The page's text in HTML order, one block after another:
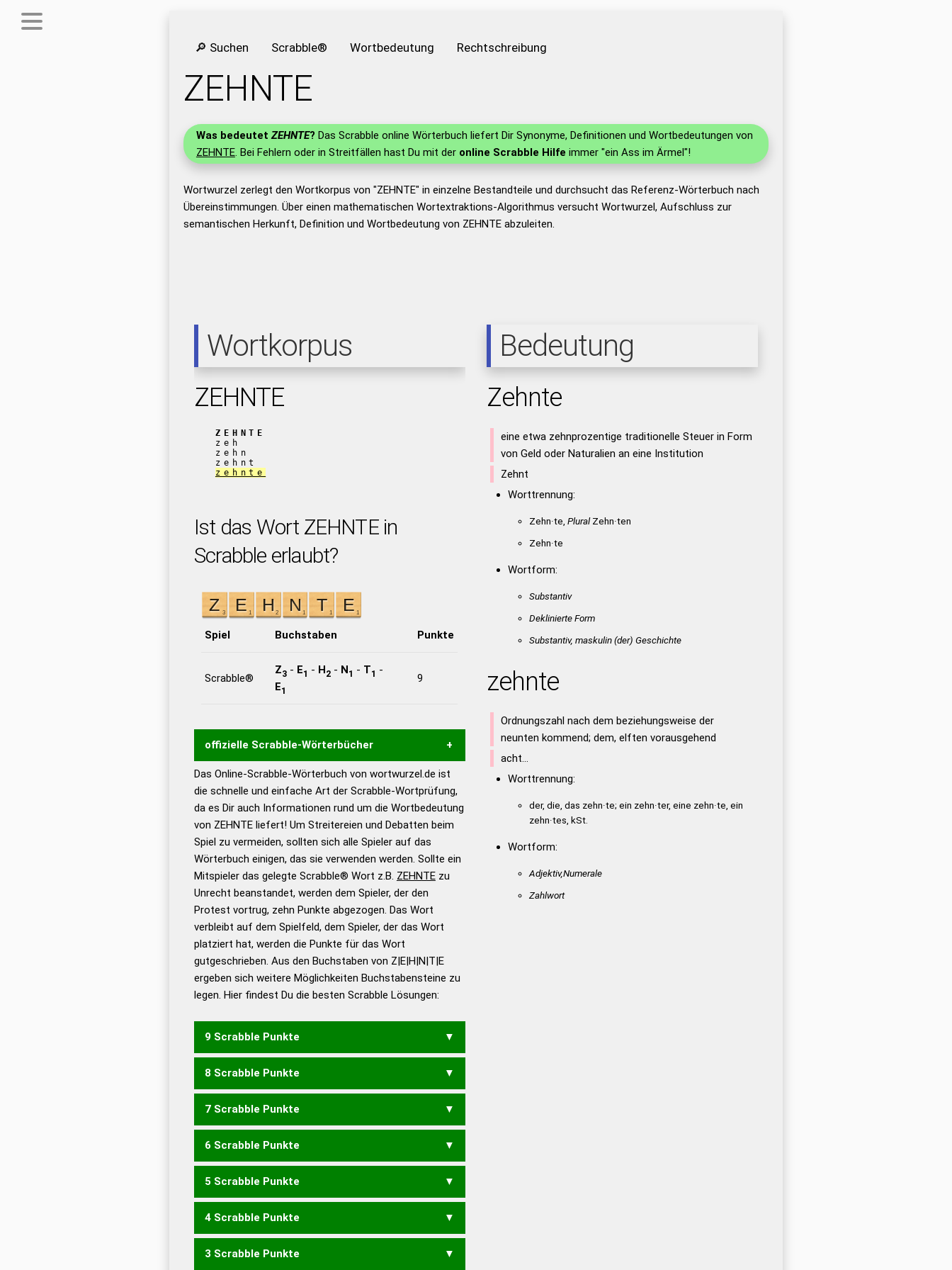
🔎 Suchen Scrabble® Wortbedeutung Rechtschreibung
ZEHNTE
Was bedeutetZEHNTE? Das Scrabble online Wörterbuch liefert Dir Synonyme, Definitionen und Wortbedeutungen von
ZEHNTE. Bei Fehlern oder in Streitfällen hast Du mit der online Scrabble Hilfe immer "ein Ass im Ärmel"!
Wortwurzel zerlegt den Wortkorpus von "ZEHNTE" in einzelne Bestandteile und durchsucht das Referenz-Wörterbuch nach
Übereinstimmungen. Über einen mathematischen Wortextraktions-Algorithmus versucht Wortwurzel, Aufschluss zur
semantischen Herkunft, Definition und Wortbedeutung von ZEHNTE abzuleiten.
Wortkorpus
ZEHNTE
ZEHNTE
zeh
zehn
zehnt
zehnte
Ist das Wort ZEHNTE in
Scrabble erlaubt?
Spiel Buchstaben Punkte
Scrabble®
Z3- E1 - H2- N1 - T1 -
E1
9
offizielle Scrabble-Wörterbücher
Wortwurzel liefert mit Hilfe eines semantischen
Wortanalyse-Algorithmus gute Anhaltspunkte zu
Wortbedeutung, Worttrennung und Wortform, um die
Gültigkeit eines Wortes für das Scrabble-Spiel zu
bestimmen! zugelassene Turnier Scrabble-
Wörterbücher sind:
Duden – Standardwerk in 12
Bänden
Duden – Richtiges und gutes
Deutsch
Duden – Die deutsche Grammatik
Duden – Deutsches
Universalwörterbuch
Das Online-Scrabble-Wörterbuch von wortwurzel.de ist
die schnelle und einfache Art der Scrabble-Wortprüfung,
da es Dir auch Informationen rund um die Wortbedeutung
von ZEHNTE liefert! Um Streitereien und Debatten beim
Spiel zu vermeiden, sollten sich alle Spieler auf das
Wörterbuch einigen, das sie verwenden werden. Sollte ein
Mitspieler das gelegte Scrabble® Wort z.B. ZEHNTEzu
Unrecht beanstandet, werden dem Spieler, der den
Protest vortrug, zehn Punkte abgezogen. Das Wort
verbleibt auf dem Spielfeld, dem Spieler, der das Wort
platziert hat, werden die Punkte für das Wort
gutgeschrieben. Aus den Buchstaben von Z|E|H|N|T|E
ergeben sich weitere Möglichkeiten Buchstabensteine zu
legen. Hier findest Du die besten Scrabble Lösungen:
9 Scrabble Punkte
HETZEN ZEHENT
8 Scrabble Punkte
HETZE ZEHEN ZEHNE
7 Scrabble Punkte
HETZ ZEHE NETZE
6 Scrabble Punkte
NETZ ZENT
5 Scrabble Punkte
ZEN EHEN
4 Scrabble Punkte
EHE ENTE TEEN
3 Scrabble Punkte
Bedeutung
Zehnte
eine etwa zehnprozentige traditionelle Steuer in Form
von Geld oder Naturalien an eine Institution
Zehnt
Worttrennung:
Zehn·te, PluralZehn·ten
Zehn·te
Wortform:
Substantiv
Deklinierte Form
Substantiv, maskulin(der) Geschichte
zehnte
Ordnungszahl nach dem beziehungsweise der
neunten kommend; dem, elften vorausgehend
acht…
Worttrennung:
der, die, das zehn·te; ein zehn·ter, eine zehn·te, ein
zehn·tes, kSt.
Wortform:
Adjektiv,Numerale
Zahlwort